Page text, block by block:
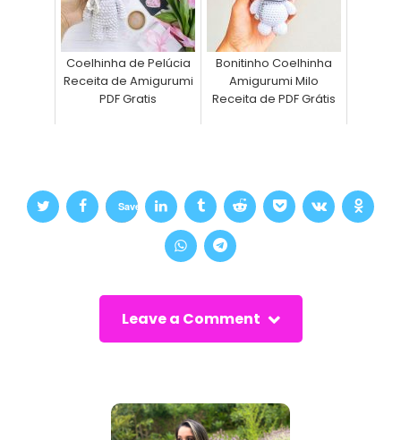
Coelhinha de Pelúcia
Receita de Amigurumi
PDF Gratis
Bonitinho Coelhinha
Amigurumi Milo
Receita de PDF Grátis
Save
Leave a Comment